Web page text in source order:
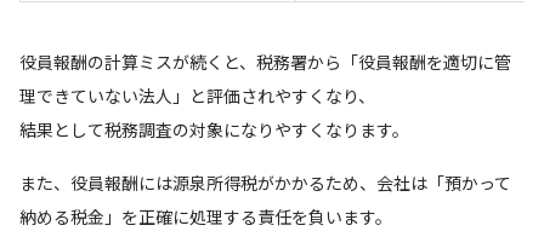
役員報酬の計算ミスが続くと、税務署から「役員報酬を適切に管
理できていない法人」と評価されやすくなり、
結果として税務調査の対象になりやすくなります。
また、役員報酬には源泉所得税がかかるため、会社は「預かって
納める税金」を正確に処理する責任を負います。